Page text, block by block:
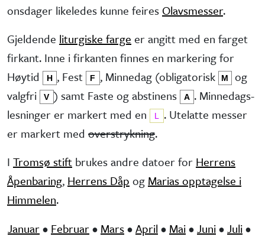
onsdager like­ledes kunne feires Olavsmesser.
Gjeldende liturgiske farge er angitt med en farget
firkant. Inne i firkanten finnes en markering for
Høytid
H , Fest F , Minne­dag (obliga­torisk M
og
valg­fri
V ) samt Faste og abstinens A . Minnedags­
lesninger er markert med en
L
. Utelatte messer
er markert med overstrykning.
I Tromsø stift brukes andre datoer for Herrens
Åpenbaring, Herrens Dåp og Marias opptagelse i
Himmelen.
Januar• Februar• Mars•April • Mai•Juni•Juli•